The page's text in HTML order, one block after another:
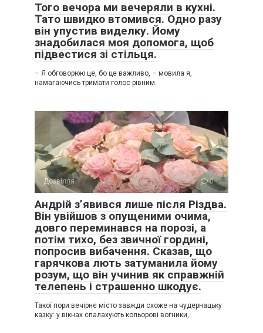
Того вечора ми вечеряли в кухні.
Тато швидко втомився. Одно разу
він упустив виделку. Йому
знадобилася моя допомога, щоб
підвестися зі стільця.
– Я обговорюю це, бо це важливо, – мовила я,
намагаючись тримати голос рівним.
Дозвілля 0
Андрій з’явився лише після Різдва.
Він увійшов з опущеними очима,
довго переминався на порозі, а
потім тихо, без звичної гордині,
попросив вибачення. Сказав, що
гарячкова лють затуманила йому
розум, що він учинив як справжній
телепень і страшенно шкодує.
Такої пори вечірнє місто завжди схоже на чудернацьку
казку: у вікнах спалахують кольорові вогники,